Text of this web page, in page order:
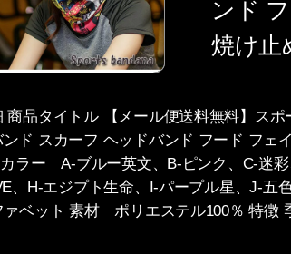
ンド
焼け止
商品タイトル 【メール便送料無料】ス
ド スカーフ ヘッドバンド フード フ
ラー A-ブルー英文、B-ピンク、C-迷彩
、H-エジプト生命、I-パープル星、J-五
ァベット 素材 ポリエステル100％ 特徴